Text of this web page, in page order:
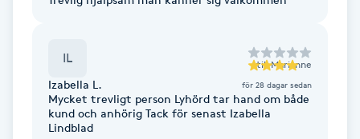
Face framing
Faceliftmassage
IL till Marianne
Izabella L. för 28 dagar sedan
Mycket trevligt person Lyhörd tar hand om både
kund och anhörig Tack för senast Izabella
Lindblad